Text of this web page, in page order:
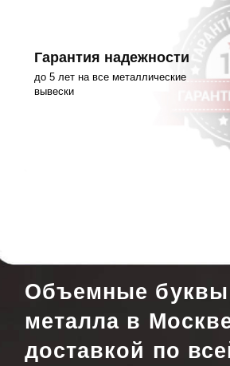
Гарантия надежности
до 5 лет на все металлические
вывески
Объемные буквы
металла в
доставкой по